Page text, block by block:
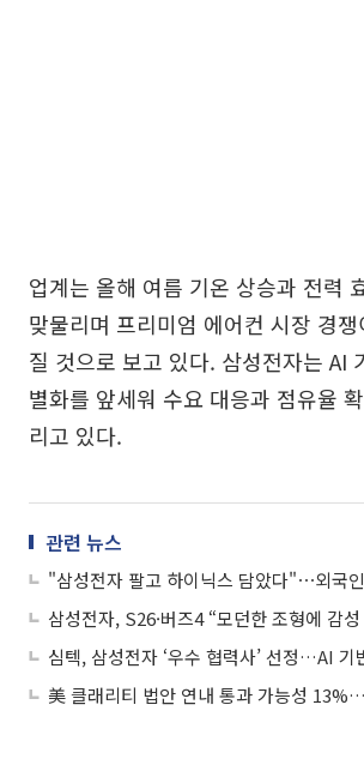
업계는 올해 여름 기온 상승과 전력
맞물리며 프리미엄 에어컨 시장 경
질 것으로 보고 있다. 삼성전자는 AI
별화를 앞세워 수요 대응과 점유율
리고 있다.
관련 뉴스
"삼성전자 팔고 하이닉스 담았다"⋯외국